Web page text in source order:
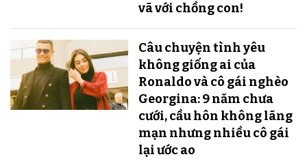
vã với chồng con!
Câu chuyện tình yêu
không giống ai của
Ronaldo và cô gái nghèo
Georgina: 9 năm chưa
cưới, cầu hôn không lãng
mạn nhưng nhiều cô gái
lại ước ao